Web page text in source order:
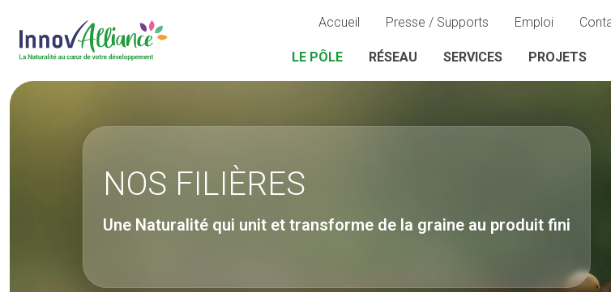
Accueil Presse / Supports Emploi
LE PÔLE RÉSEAU SERVICES PROJETS
NOS FILIÈRES
Une Naturalité qui unit et transforme de la graine au produit fini